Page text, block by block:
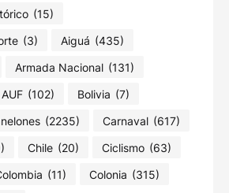
(15)
(3) Aiguá (435)
Armada Nacional (131)
AUF (102) Bolivia (7)
(2235) Carnaval (617)
Chile (20) Ciclismo (63)
(11) Colonia (315)